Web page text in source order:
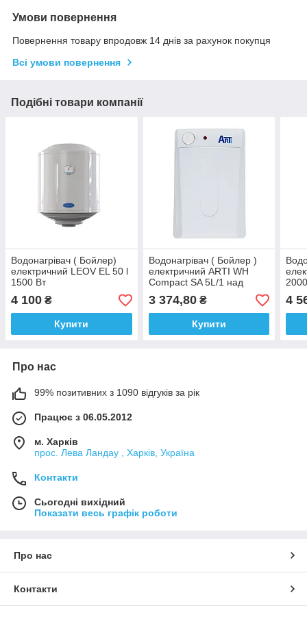
Умови повернення
Повернення товару впродовж 14 днів за рахунок покупця
Всі умови повернення
Подібні товари компанії
Водонагрівач ( Бойлер)
електричний LEOV EL 50 l
1500 Вт
4 100 ₴
Купити
Водонагрівач ( Бойлер )
електричний ARTI WH
Compact SA 5L/1 над
мийку
3 374,80₴
Купити
4
Про нас
99% позитивних з 1090 відгуків за рік
Працює з 06.05.2012
м. Харків
прос. Лева Ландау , Харків, Україна
Контакти
Сьогодні вихідний
Показати весь графік роботи
Про нас
Контакти